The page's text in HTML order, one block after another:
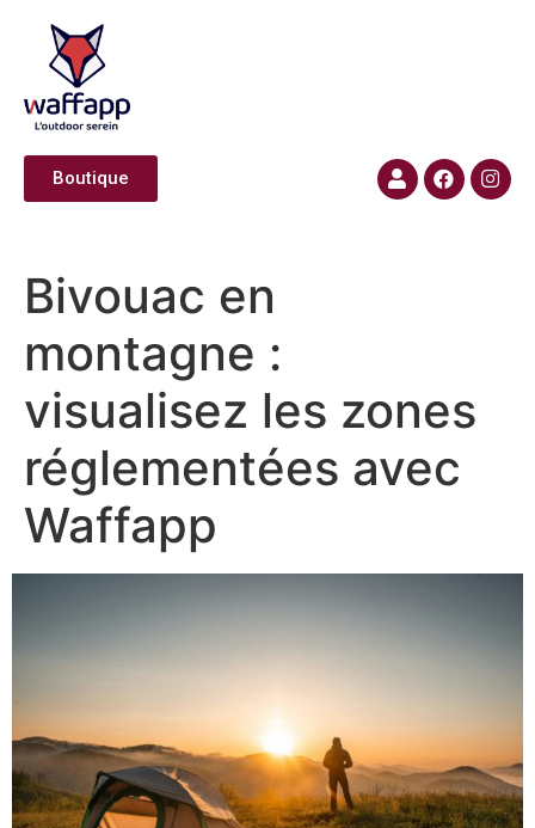
Boutique​​
Bivouac en
montagne :
visualisez les zones
réglementées avec
Waffapp